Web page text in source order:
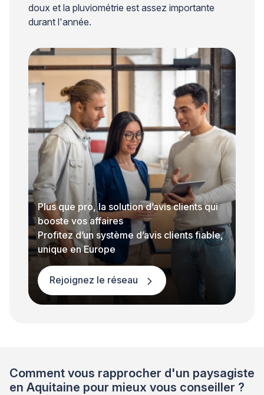
doux et la pluviométrie est assez importante
durant l'année.
Plus que pro, la solution d’avis clients qui
booste vos affaires
Profitez d’un système d’avis clients fiable,
unique en Europe
Rejoignez le réseau
Comment vous rapprocher d'un paysagiste
en Aquitaine pour mieux vous conseiller ?